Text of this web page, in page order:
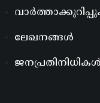
ലേഖനങ്ങൾ
ജനപ്രതിനിധികൾ